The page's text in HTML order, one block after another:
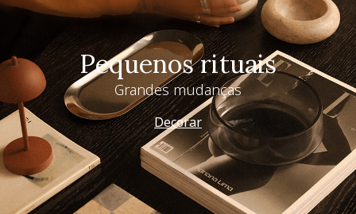
Pequenos rituais
Grandes mudanças
Decorar